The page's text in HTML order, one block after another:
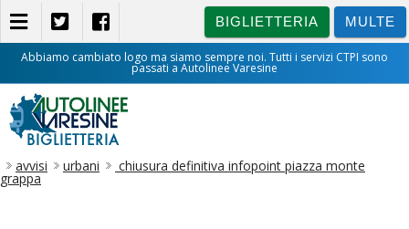
BIGLIETTERIA MULTE
Abbiamo cambiato logo ma siamo sempre noi. Tutti i servizi CTPI sono
passati a Autolinee Varesine
BIGLIETTERIA
avvisi urbani chiusura definitiva infopoint piazza monte
grappa